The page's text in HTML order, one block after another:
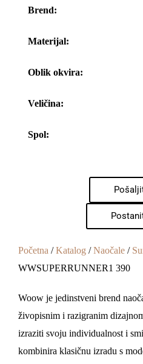
Brend:
Materijal:
Oblik okvira:
Veličina:
Spol:
Početna /Katalog /Naočale /
WWSUPERRUNNER1 390
Woow je jedinstveni brend
živopisnim i razigranim
izraziti svoju individualnost i
kombinira klasičnu izradu s